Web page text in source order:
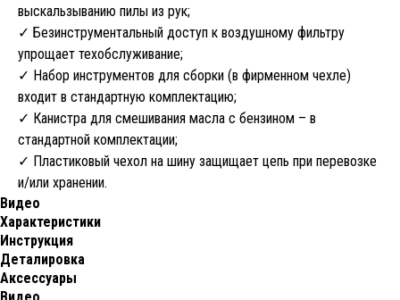
выскальзыванию пилы из рук;
✓ Безинструментальный доступ к воздушному фильтру
упрощает техобслуживание;
✓ Набор инструментов для сборки (в фирменном чехле)
входит в стандартную комплектацию;
✓ Канистра для смешивания масла с бензином – в
стандартной комплектации;
✓ Пластиковый чехол на шину защищает цепь при перевозке
и/или хранении.
Видео
Характеристики
Инструкция
Деталировка
Аксессуары